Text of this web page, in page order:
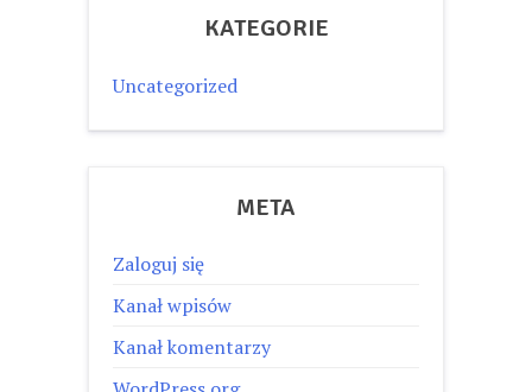
KATEGORIE
Uncategorized
META
Zaloguj się
Kanał wpisów
Kanał komentarzy